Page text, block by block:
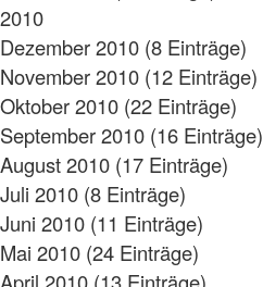
2010
Dezember 2010 (8 Einträge)
November 2010 (12 Einträge)
Oktober 2010 (22 Einträge)
September 2010 (16 Einträge)
August 2010 (17 Einträge)
Juli 2010 (8 Einträge)
Juni 2010 (11 Einträge)
Mai 2010 (24 Einträge)
April 2010 (13 Einträge)